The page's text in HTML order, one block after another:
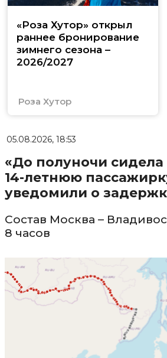
«Роза Хутор» открыл
раннее бронирование
зимнего сезона –
2026/2027
Роза Хутор
05.08.2026, 18:53
«До полуночи сидела
14-летнюю
уведомили о
Состав Москва –
8 часов